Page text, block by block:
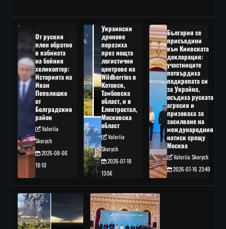
От руския
плен обратно
в кабината
на бойния
хеликоптер:
Историята на
Иван
Пепеляшко
от
Болградския
район
Valeriia
Skorych
2026-08-06
18:10
Украински
дронове
поразиха
през нощта
логистични
центрове на
Wildberries в
Котовск,
Тамбовска
област, и в
Електростал,
Московска
област
Valeriia
Skorych
2026-07-18
13:56
България се
присъедини
към Киивската
декларация:
участниците
потвърдиха
подкрепата си
за Украйна,
осъдиха руската
агресия и
призоваха за
засилване на
международния
натиск срещу
Москва
Valeriia Skorych
2026-07-16 23:49